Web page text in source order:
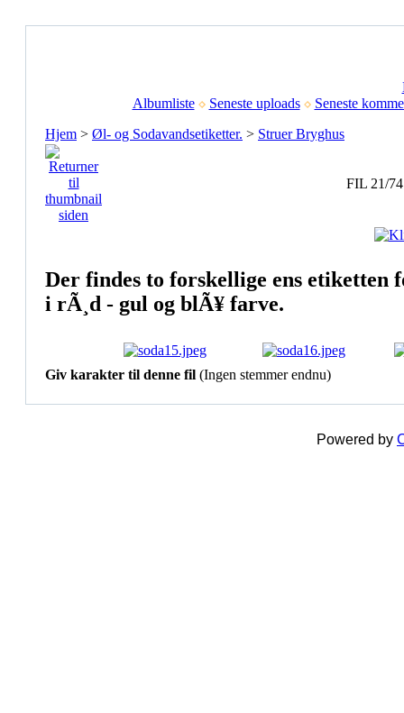
Albumliste
Seneste uploads
Seneste
Hjem > Øl- og Sodavandsetiketter. > Struer Bryghus
FIL 21/74
Der findes to forskellige ens etiketten
i rÃ¸d - gul og blÃ¥ farve.
Giv karakter til denne fil (Ingen stemmer endnu)
Powered by